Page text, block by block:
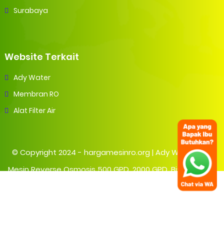
Surabaya
Website Terkait
Ady Water
Membran RO
Alat Filter Air
© Copyright 2024 - hargamesinro.org | Ady Water Jual
Mesin Reverse Osmosis 500 GPD, 2000 GPD, Bisa Pasang